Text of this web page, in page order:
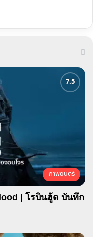
ภาพยนตร์
| โรบินฮู้ด บันทึก